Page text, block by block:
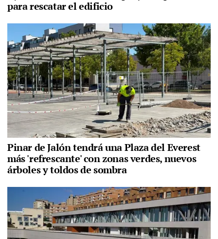
para rescatar el edificio
Pinar de Jalón tendrá una Plaza del Everest
más 'refrescante' con zonas verdes, nuevos
árboles y toldos de sombra